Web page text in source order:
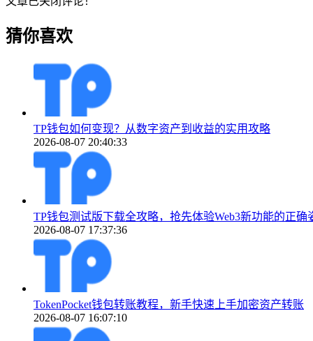
猜你喜欢
TP钱包如何变现？从数字资产到收益的实用攻略
2026-08-07 20:40:33
TP钱包测试版下载全攻略，抢先体验Web3新功能的正确
2026-08-07 17:37:36
TokenPocket钱包转账教程，新手快速上手加密资产转账
2026-08-07 16:07:10